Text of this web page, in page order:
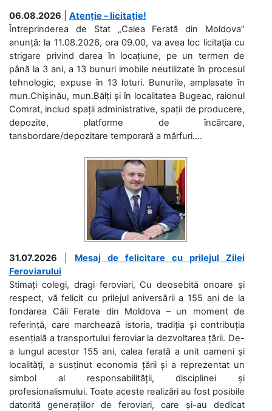
06.08.2026
Atenție – licitație!
Întreprinderea de Stat „Calea Ferată din Moldova”
anunță: la 11.08.2026, ora 09.00, va avea loc licitaţia cu
strigare privind darea în locațiune, pe un termen de
până la 3 ani, a 13 bunuri imobile neutilizate în procesul
tehnologic, expuse în 13 loturi. Bunurile, amplasate în
mun.Chișinău, mun.Bălți și în localitatea Bugeac, raionul
Comrat, includ spații administrative, spații de producere,
depozite, platforme de încărcare,
tansbordare/depozitare temporară a mărfuri....
31.07.2026
Mesaj de felicitare cu prilejul Zilei
Feroviarului
Stimați colegi, dragi feroviari, Cu deosebită onoare și
respect, vă felicit cu prilejul aniversării a 155 ani de la
fondarea Căii Ferate din Moldova – un moment de
referință, care marchează istoria, tradiția și contribuția
esențială a transportului feroviar la dezvoltarea țării. De-
a lungul acestor 155 ani, calea ferată a unit oameni și
localități, a susținut economia țării și a reprezentat un
simbol al responsabilității, disciplinei și
profesionalismului. Toate aceste realizări au fost posibile
datorită generațiilor de feroviari, care și-au dedicat